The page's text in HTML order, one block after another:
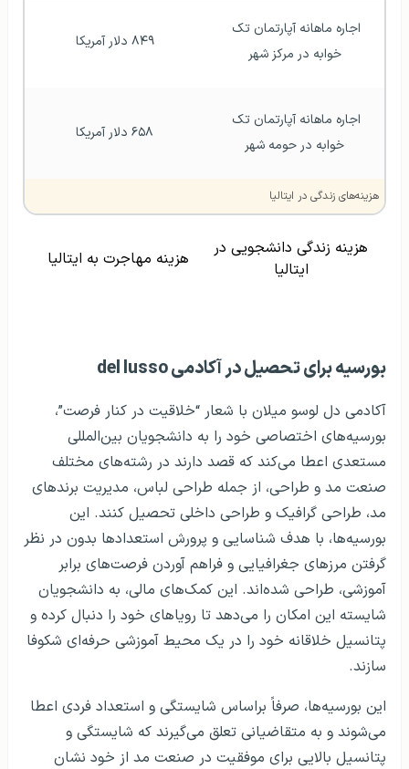
خوابه در مرکز شهر
۸۴۹ دلار آمریکا
خوابه در حومه شهر
۶۵۸ دلار آمریکا
هزینه‌های زندگی در ایتالیا
هزینه زندگی دانشجویی در
ایتالیا
هزینه مهاجرت به ایتالیا
بورسیه برای تحصیل در آکادمی del lusso
آکادمی دل لوسو میلان با شعار “خلاقیت در کنار فرصت”،
بورسیه‌های اختصاصی خود را به دانشجویان بین‌المللی
مستعدی اعطا می‌کند که قصد دارند در رشته‌های مختلف
صنعت مد و طراحی، از جمله طراحی لباس، مدیریت برندهای
مد، طراحی گرافیک و طراحی داخلی تحصیل کنند. این
بورسیه‌ها، با هدف شناسایی و پرورش استعدادها بدون در نظر
گرفتن مرزهای جغرافیایی و فراهم آوردن فرصت‌های برابر
آموزشی، طراحی شده‌اند. این کمک‌های مالی، به دانشجویان
شایسته این امکان را می‌دهد تا رویاهای خود را دنبال کرده و
پتانسیل خلاقانه خود را در یک محیط آموزشی حرفه‌ای شکوفا
سازند.
این بورسیه‌ها، صرفاً براساس شایستگی و استعداد فردی اعطا
می‌شوند و به متقاضیانی تعلق می‌گیرند که شایستگی و
پتانسیل بالایی برای موفقیت در صنعت مد از خود نشان